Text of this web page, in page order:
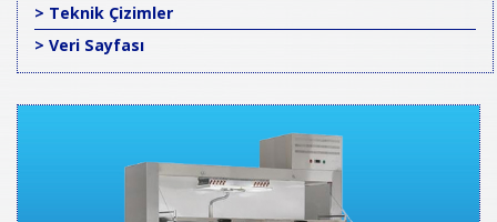
> Teknik Çizimler
> Veri Sayfası